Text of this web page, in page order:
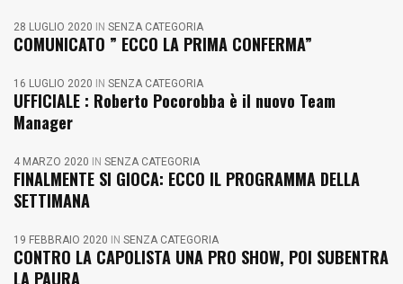
28 LUGLIO 2020 IN SENZA CATEGORIA
COMUNICATO ” ECCO LA PRIMA CONFERMA”
16 LUGLIO 2020 IN SENZA CATEGORIA
UFFICIALE : Roberto Pocorobba è il nuovo Team
Manager
4 MARZO 2020 IN SENZA CATEGORIA
FINALMENTE SI GIOCA: ECCO IL PROGRAMMA DELLA
SETTIMANA
19 FEBBRAIO 2020 IN SENZA CATEGORIA
CONTRO LA CAPOLISTA UNA PRO SHOW, POI SUBENTRA
LA PAURA